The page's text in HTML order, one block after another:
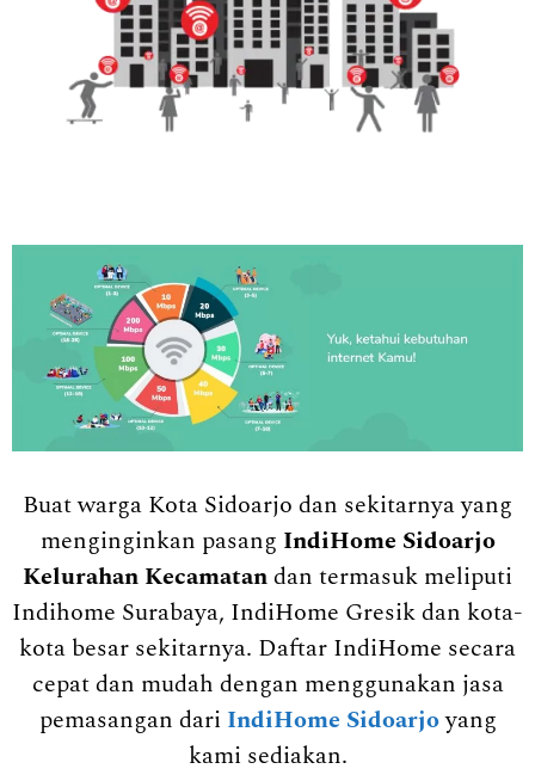
Buat warga Kota Sidoarjo dan sekitarnya yang
menginginkan pasang IndiHome Sidoarjo
Kelurahan Kecamatan dan termasuk meliputi
Indihome Surabaya, IndiHome Gresik dan kota-
kota besar sekitarnya. Daftar IndiHome secara
cepat dan mudah dengan menggunakan jasa
pemasangan dari IndiHome Sidoarjoyang
kami sediakan.